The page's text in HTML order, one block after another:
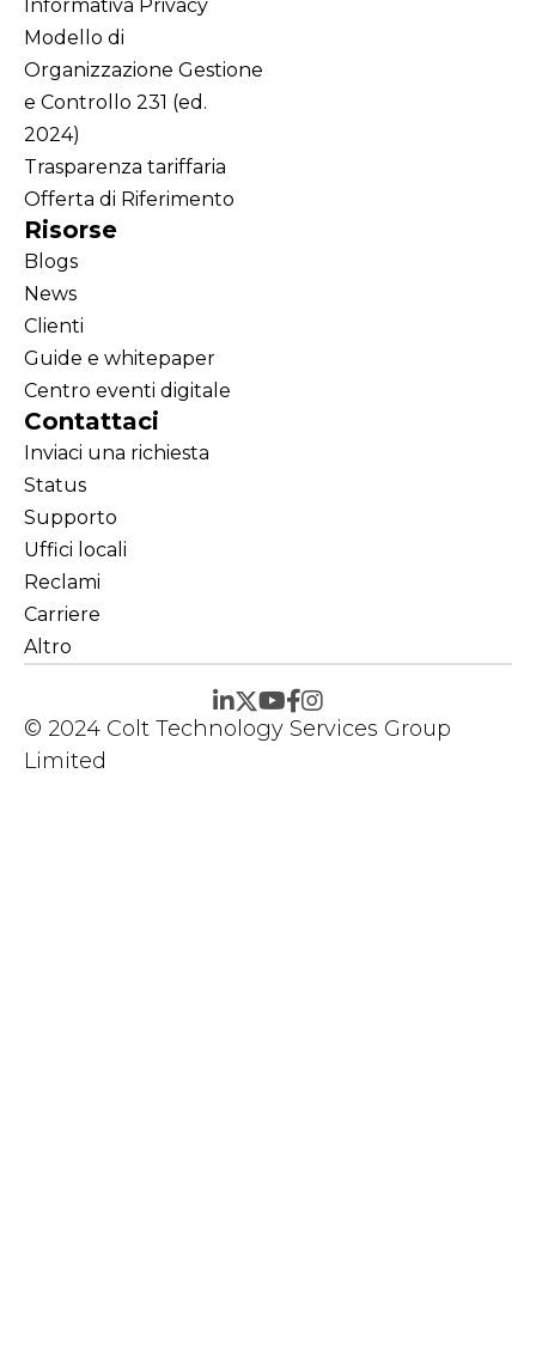
Informativa Privacy
Modello di
Organizzazione Gestione
e Controllo 231 (ed.
2024)
Trasparenza tariffaria
Offerta di Riferimento
Risorse
Blogs
News
Clienti
Guide e whitepaper
Centro eventi digitale
Contattaci
Inviaci una richiesta
Status
Supporto
Uffici locali
Reclami
Carriere
Altro
© 2024 Colt Technology Services Group
Limited